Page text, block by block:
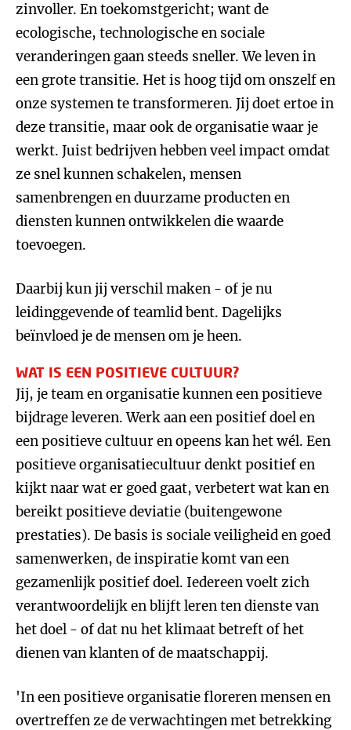
zinvoller. En toekomstgericht; want de
ecologische, technologische en sociale
veranderingen gaan steeds sneller. We leven in
een grote transitie. Het is hoog tijd om onszelf en
onze systemen te transformeren. Jij doet ertoe in
deze transitie, maar ook de organisatie waar je
werkt. Juist bedrijven hebben veel impact omdat
ze snel kunnen schakelen, mensen
samenbrengen en duurzame producten en
diensten kunnen ontwikkelen die waarde
toevoegen.
Daarbij kun jij verschil maken - of je nu
leidinggevende of teamlid bent. Dagelijks
beïnvloed je de mensen om je heen.
WAT IS EEN POSITIEVE CULTUUR?
Jij, je team en organisatie kunnen een positieve
bijdrage leveren. Werk aan een positief doel en
een positieve cultuur en opeens kan het wél. Een
positieve organisatiecultuur denkt positief en
kijkt naar wat er goed gaat, verbetert wat kan en
bereikt positieve deviatie (buitengewone
prestaties). De basis is sociale veiligheid en goed
samenwerken, de inspiratie komt van een
gezamenlijk positief doel. Iedereen voelt zich
verantwoordelijk en blijft leren ten dienste van
het doel - of dat nu het klimaat betreft of het
dienen van klanten of de maatschappij.
'In een positieve organisatie floreren mensen en
overtreffen ze de verwachtingen met betrekking